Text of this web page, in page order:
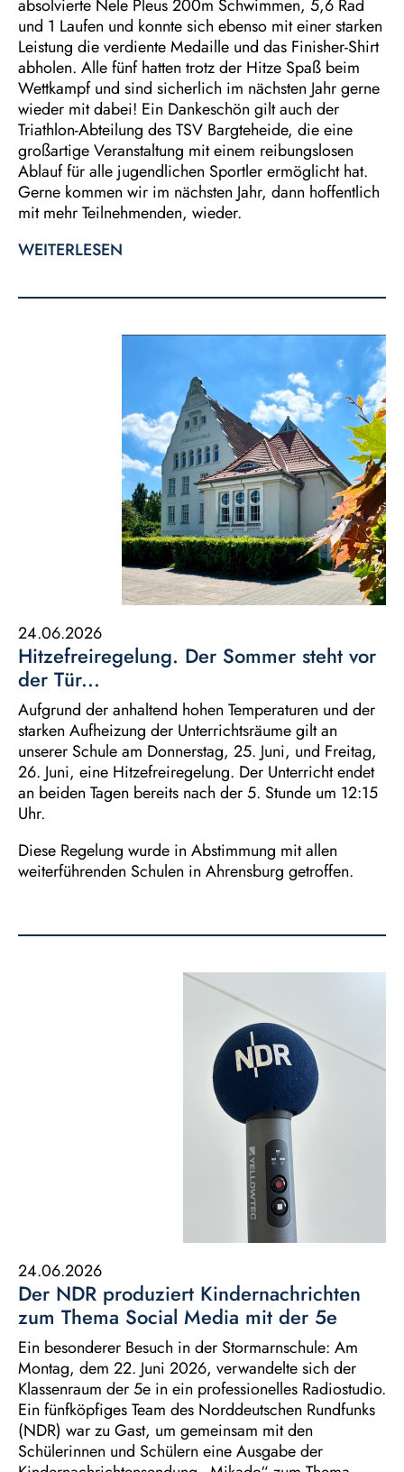
absolvierte Nele Pleus 200m Schwimmen, 5,6 Rad
und 1 Laufen und konnte sich ebenso mit einer starken
Leistung die verdiente Medaille und das Finisher-Shirt
abholen. Alle fünf hatten trotz der Hitze Spaß beim
Wettkampf und sind sicherlich im nächsten Jahr gerne
wieder mit dabei! Ein Dankeschön gilt auch der
Triathlon-Abteilung des TSV Bargteheide, die eine
großartige Veranstaltung mit einem reibungslosen
Ablauf für alle jugendlichen Sportler ermöglicht hat.
Gerne kommen wir im nächsten Jahr, dann hoffentlich
mit mehr Teilnehmenden, wieder.
WEITERLESEN
24.06.2026
Hitzefreiregelung. Der Sommer steht vor
der Tür...
Aufgrund der anhaltend hohen Temperaturen und der
starken Aufheizung der Unterrichtsräume gilt an
unserer Schule am Donnerstag, 25. Juni, und Freitag,
26. Juni, eine Hitzefreiregelung. Der Unterricht endet
an beiden Tagen bereits nach der 5. Stunde um 12:15
Uhr.
Diese Regelung wurde in Abstimmung mit allen
weiterführenden Schulen in Ahrensburg getroffen.
24.06.2026
Der NDR produziert Kindernachrichten
zum Thema Social Media mit der 5e
Ein besonderer Besuch in der Stormarnschule: Am
Montag, dem 22. Juni 2026, verwandelte sich der
Klassenraum der 5e in ein professionelles Radiostudio.
Ein fünfköpfiges Team des Norddeutschen Rundfunks
(NDR) war zu Gast, um gemeinsam mit den
Schülerinnen und Schülern eine Ausgabe der